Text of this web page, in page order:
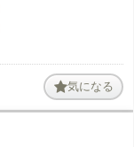
気になる